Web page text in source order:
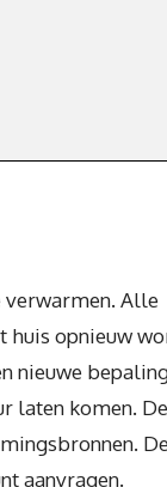
verwarmen. Alle
huis opnieuw
nieuwe
laten komen.
aanvragen.